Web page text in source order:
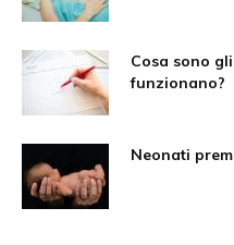
Cosa sono
funzionano?
Neonati